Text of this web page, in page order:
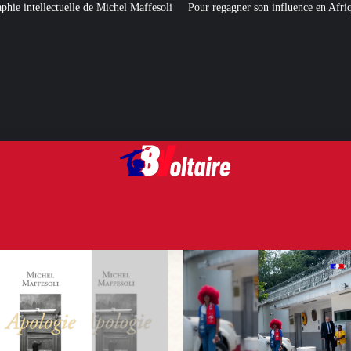
Maffesoli Pour regagner son influence en Afrique, le Quai d’Orsay a